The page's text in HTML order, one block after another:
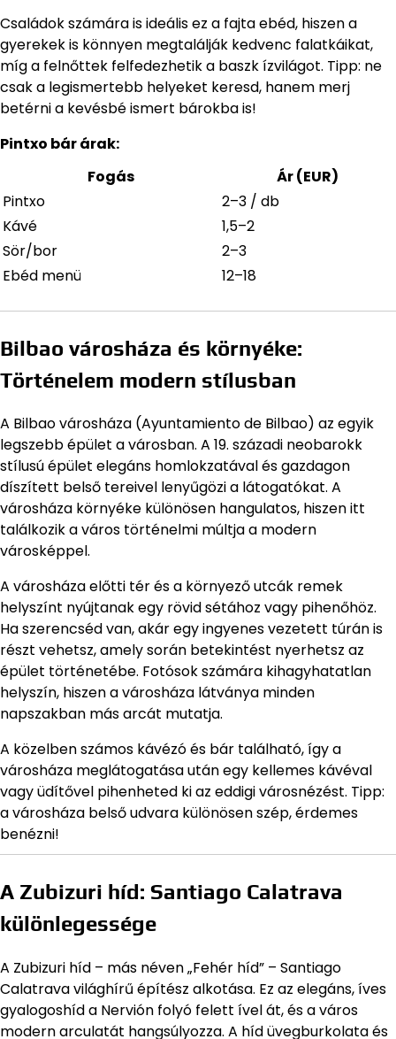
Családok számára is ideális ez a fajta ebéd, hiszen a
gyerekek is könnyen megtalálják kedvenc falatkáikat,
míg a felnőttek felfedezhetik a baszk ízvilágot. Tipp: ne
csak a legismertebb helyeket keresd, hanem merj
betérni a kevésbé ismert bárokba is!
Pintxo bár árak:
Fogás
Ár (EUR)
Pintxo
2–3 / db
Kávé
1,5–2
Sör/bor
2–3
Ebéd menü
12–18
Bilbao városháza és környéke:
Történelem modern stílusban
A Bilbao városháza (Ayuntamiento de Bilbao) az egyik
legszebb épület a városban. A 19. századi neobarokk
stílusú épület elegáns homlokzatával és gazdagon
díszített belső tereivel lenyűgözi a látogatókat. A
városháza környéke különösen hangulatos, hiszen itt
találkozik a város történelmi múltja a modern
városképpel.
A városháza előtti tér és a környező utcák remek
helyszínt nyújtanak egy rövid sétához vagy pihenőhöz.
Ha szerencséd van, akár egy ingyenes vezetett túrán is
részt vehetsz, amely során betekintést nyerhetsz az
épület történetébe. Fotósok számára kihagyhatatlan
helyszín, hiszen a városháza látványa minden
napszakban más arcát mutatja.
A közelben számos kávézó és bár található, így a
városháza meglátogatása után egy kellemes kávéval
vagy üdítővel pihenheted ki az eddigi városnézést. Tipp:
a városháza belső udvara különösen szép, érdemes
benézni!
A Zubizuri híd: Santiago Calatrava
különlegessége
A Zubizuri híd – más néven „Fehér híd” – Santiago
Calatrava világhírű építész alkotása. Ez az elegáns, íves
gyalogoshíd a Nervión folyó felett ível át, és a város
modern arculatát hangsúlyozza. A híd üvegburkolata és